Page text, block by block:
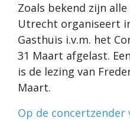
Zoals bekend zijn
Utrecht organiseert
Gasthuis i.v.m. het
31 Maart afgelast.
is de lezing van
Maart.
Op de